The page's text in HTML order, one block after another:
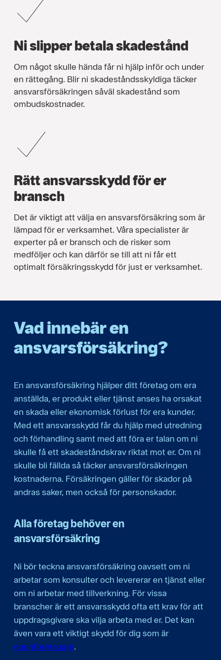
Ni slipper betala skadestånd
Om något skulle hända får ni hjälp inför och under
en rättegång. Blir ni skadeståndsskyldiga täcker
ansvarsförsäkringen såväl skadestånd som
ombudskostnader.
Rätt ansvarsskydd för er
bransch
Det är viktigt att välja en ansvarsförsäkring som är
lämpad för er verksamhet. Våra specialister är
experter på er bransch och de risker som
medföljer och kan därför se till att ni får ett
optimalt försäkringsskydd för just er verksamhet.
Vad innebär en
ansvarsförsäkring?
En ansvarsförsäkring hjälper ditt företag om era
anställda, er produkt eller tjänst anses ha orsakat
en skada eller ekonomisk förlust för era kunder.
Med ett ansvarsskydd får du hjälp med utredning
och förhandling samt med att föra er talan om ni
skulle få ett skadeståndskrav riktat mot er. Om ni
skulle bli fällda så täcker ansvarsförsäkringen
kostnaderna. Försäkringen gäller för skador på
andras saker, men också för personskador.
Alla företag behöver en
ansvarsförsäkring
Ni bör teckna ansvarsförsäkring oavsett om ni
arbetar som konsulter och levererar en tjänst eller
om ni arbetar med tillverkning. För vissa
branscher är ett ansvarsskydd ofta ett krav för att
uppdragsgivare ska vilja arbeta med er. Det kan
även vara ett viktigt skydd för dig som är
egenföretagare.